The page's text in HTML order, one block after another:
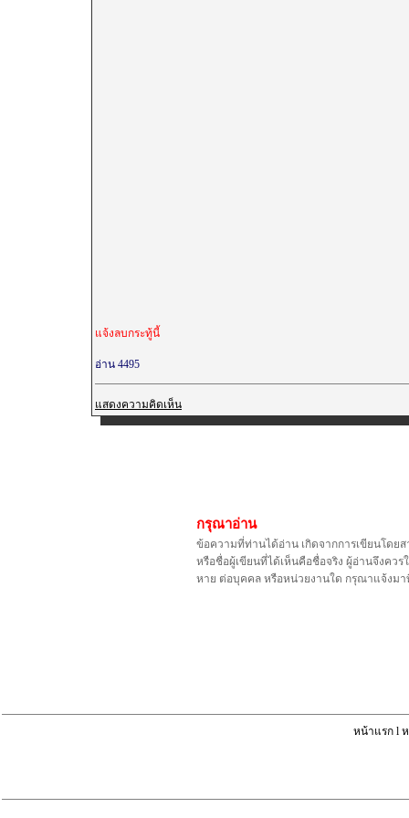
แจ้งลบกระทู้นี้
อ่าน 4495
แสดงความคิดเห็น
กรุณาอ่าน
ข้อความที่ท่านได้อ่าน เกิดจากการเขียนโดย
หรือชื่อผู้เขียนที่ได้เห็นคือชื่อจริง ผู้อ่านจึงคว
หาย ต่อบุคคล หรือหน่วยงานใด กรุณาแจ้งมา
หน้าแรกl